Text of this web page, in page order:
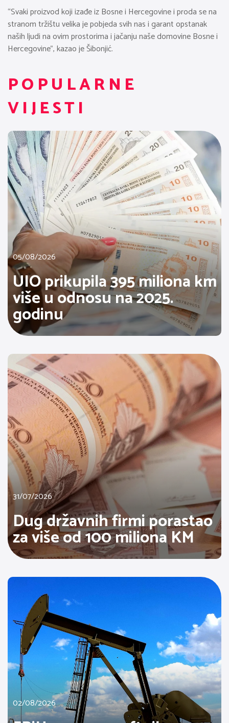
“Svaki proizvod koji izađe iz Bosne i Hercegovine i proda se na
stranom tržištu velika je pobjeda svih nas i garant opstanak
naših ljudi na ovim prostorima i jačanju naše domovine Bosne i
Hercegovine”, kazao je Šibonjić.
POPULARNE
VIJESTI
05/08/2026
UIO prikupila 395 miliona km
više u odnosu na 2025.
godinu
31/07/2026
Dug državnih firmi porastao
za više od 100 miliona KM
02/08/2026